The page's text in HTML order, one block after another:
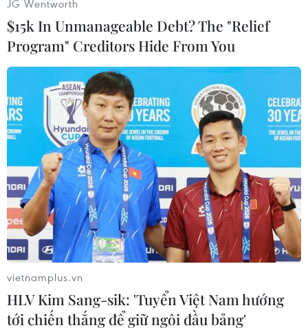
Các phóng viên bị tống giam dưới thời chính
quyền quân sự trước đây cũng được trả tự do,
hoạt động kiểm duyệt được nới lỏng và các tờ
tuần báo tư nhân ra đời đã bàn về hàng loạt vấn
đề gai góc, trong khi các tờ nhật báo chính
thống thậm chí đã đưa cả những tin đồn mới
nhất ở Hollywood./.
Linh Vũ (Vietnam+)
JG Wentworth
$15k In Unmanageable Debt? The "Relief
Program" Creditors Hide From You
vietnamplus.vn
HLV Kim Sang-sik: 'Tuyển Việt Nam hướng
tới chiến thắng để giữ ngôi đầu bảng'